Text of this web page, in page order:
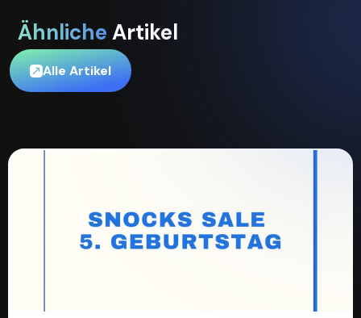
Ähnliche Artikel
Alle Artikel